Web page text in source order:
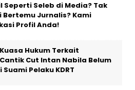
Seperti Seleb di Media? Tak
Bertemu Jurnalis? Kami
Profil Anda!
Hukum Terkait
Cut Intan Nabila Belum
Pelaku KDRT